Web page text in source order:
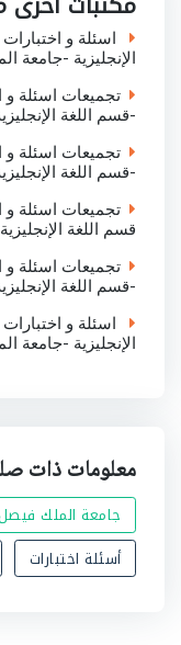
n
اسئلة و
الإنجليزية -جامعة
تجميعات اسئلة و
-قسم اللغة
تجميعات اسئلة و
-قسم اللغة
تجميعات اسئلة و
قسم اللغة
تجميعات اسئلة و
-قسم اللغة
اسئلة و
الإنجليزية -جامعة
معلومات ذات
جامعة الملك
أسئلة اختبارات